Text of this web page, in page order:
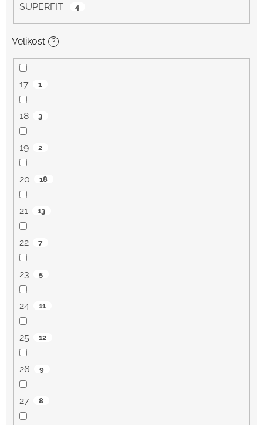
SUPERFIT 4
Velikost ?
17 1
18 3
19 2
20 18
21 13
22 7
23 5
24 11
25 12
26 9
27 8